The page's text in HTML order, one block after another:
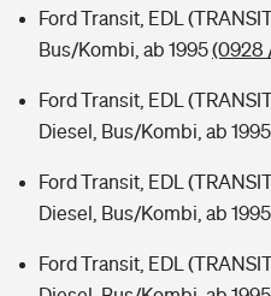
Ford Transit, EDL
Bus/Kombi, ab 1995(0928
Ford Transit, EDL
Diesel, Bus/Kombi, ab 1995
Ford Transit, EDL
Diesel, Bus/Kombi, ab 1995
Ford Transit, EDL